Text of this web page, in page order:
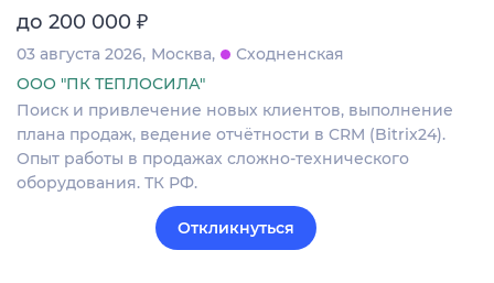
до 200 000 ₽
03 августа 2026 Москва
Сходненская
ООО "ПК ТЕПЛОСИЛА"
Поиск и привлечение новых клиентов, выполнение
плана продаж, ведение отчётности в CRM (Bitrix24).
Опыт работы в продажах сложно-технического
оборудования. ТК РФ.
Откликнуться